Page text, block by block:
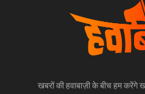
खबरों की हवाबाज़ी के बीच हम करेंगे